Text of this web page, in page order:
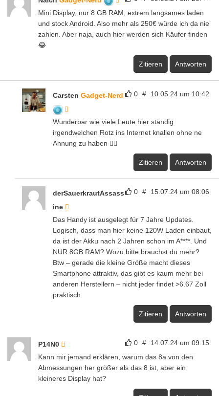
Mini Display, nur 8 GB RAM, extrem langsames laden
und stock Android. Also mehr als 250€ würde ich da nie
zahlen. Aber naja, auch hier werden sich Käufer finden
😂
Zitieren Antworten
0 # 10.05.24 um 10:42
Carsten Gadget-Nerd
Wunderbar wie viele Leute hier ständig
irgendwelchen Rotz ins Internet knallen ohne ne
Ahnung zu haben 👍🏻
Zitieren Antworten
0 # 15.07.24 um 08:06
derSauerkrautAssass
ine
Das Handy ist ausgelegt für 7 Jahre Updates.
Logisch, dass man hier keine 120W Laden einbaut,
da ist der Akku nach 2 Jahren schon im A****. Und
NUR 8GB RAM? Wozu bitte brauchst du mehr?
Btw – gerade die kleine Größe macht dieses
Smartphone attraktiv, das gibt es kaum mehr bei
anderen Herstellern – nicht jeder findet >6.67 Zoll
praktisch.
Zitieren Antworten
0 # 14.07.24 um 09:15
P14N0
Kann mir jemand erklären, warum das 8a von den
Abmessungen her größer als das 8 ist, aber ein
kleineres Display hat?